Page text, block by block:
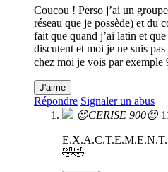
Coucou ! Perso j’ai un
réseau que je possède) et du
fait que quand j’ai latin et
discutent et moi je ne suis
chez moi je vois par exemple
J'aime
Répondre Signaler un abus
😍CERISE 900😍
🤣🤣